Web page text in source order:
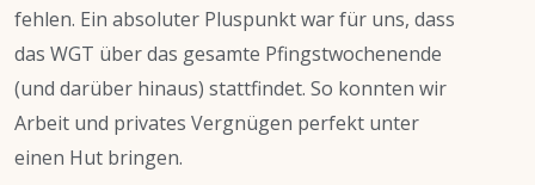
fehlen. Ein absoluter Pluspunkt war für uns, dass
das WGT über das gesamte Pfingstwochenende
(und darüber hinaus) stattfindet. So konnten wir
Arbeit und privates Vergnügen perfekt unter
einen Hut bringen.